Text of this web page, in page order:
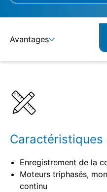
Avantages
Produits combinables
Produits similaires
Caractéristiques
Enregistrement de la
Moteurs triphasés,
continu